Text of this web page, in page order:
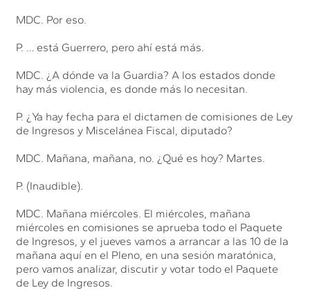
MDC. Por eso.
P. … está Guerrero, pero ahí está más.
MDC. ¿A dónde va la Guardia? A los estados donde
hay más violencia, es donde más lo necesitan.
P. ¿Ya hay fecha para el dictamen de comisiones de Ley
de Ingresos y Miscelánea Fiscal, diputado?
MDC. Mañana, mañana, no. ¿Qué es hoy? Martes.
P. (Inaudible).
MDC. Mañana miércoles. El miércoles, mañana
miércoles en comisiones se aprueba todo el Paquete
de Ingresos, y el jueves vamos a arrancar a las 10 de la
mañana aquí en el Pleno, en una sesión maratónica,
pero vamos analizar, discutir y votar todo el Paquete
de Ley de Ingresos.